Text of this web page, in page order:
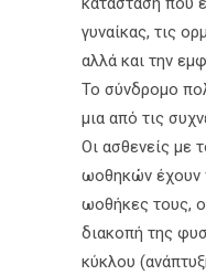
γυναίκας, τις
αλλά και την
Το σύνδρομο
μια από τις
Οι ασθενείς με
ωοθηκών έχουν
ωοθήκες τους,
διακοπή της
κύκλου